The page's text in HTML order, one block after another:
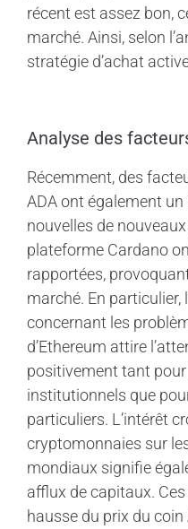
récent est assez bon,
marché. Ainsi, selon
stratégie d’achat
Analyse des
Récemment, des
ADA ont également
nouvelles de
plateforme Cardano
rapportées,
marché. En particulier,
concernant les
d’Ethereum attire
positivement tant
institutionnels que
particuliers. L’intérêt
cryptomonnaies sur
mondiaux signifie
afflux de capitaux.
hausse du prix du